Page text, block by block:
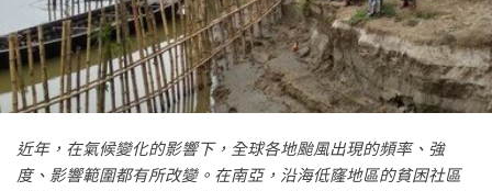
近年，在氣候變化的影響下，全球各地颱風出現的頻率、強
度、影響範圍都有所改變。在南亞，沿海低窿地區的貧困社區